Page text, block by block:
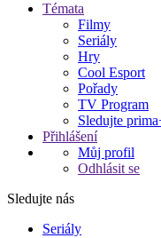
Témata
Filmy
Seriály
Hry
Cool Esport
Pořady
TV Program
Sledujte
Přihlášení
Můj profil
Odhlásit se
Sledujte nás
Seriály